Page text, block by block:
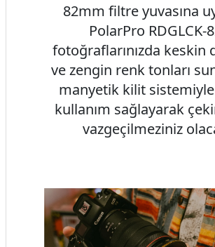
82mm filtre yuvasına
PolarPro RDGLCK-
fotoğraflarınızda keskin
ve zengin renk tonları
manyetik kilit
kullanım sağlayarak
vazgeçilmeziniz